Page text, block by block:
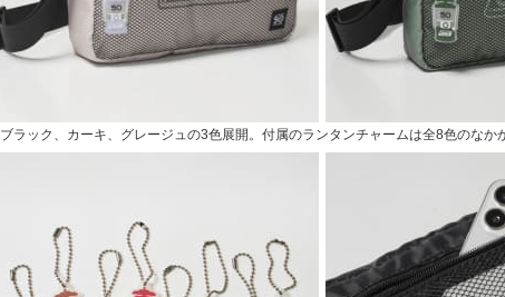
ブラック、カーキ、グレージュの3色展開。付属のランタンチャームは全8色のなか